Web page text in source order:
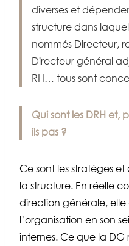
diverses et
structure dans
nommés Directeur,
Directeur général
RH… tous sont
Qui sont les DRH
ils pas ?
Ce sont les stratèges
la structure. En réelle
direction générale,
l’organisation en son
internes. Ce que la DG